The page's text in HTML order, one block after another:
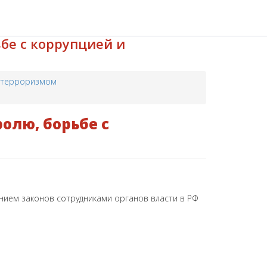
с коррупцией и
борьбе с
законов сотрудниками органов власти в РФ